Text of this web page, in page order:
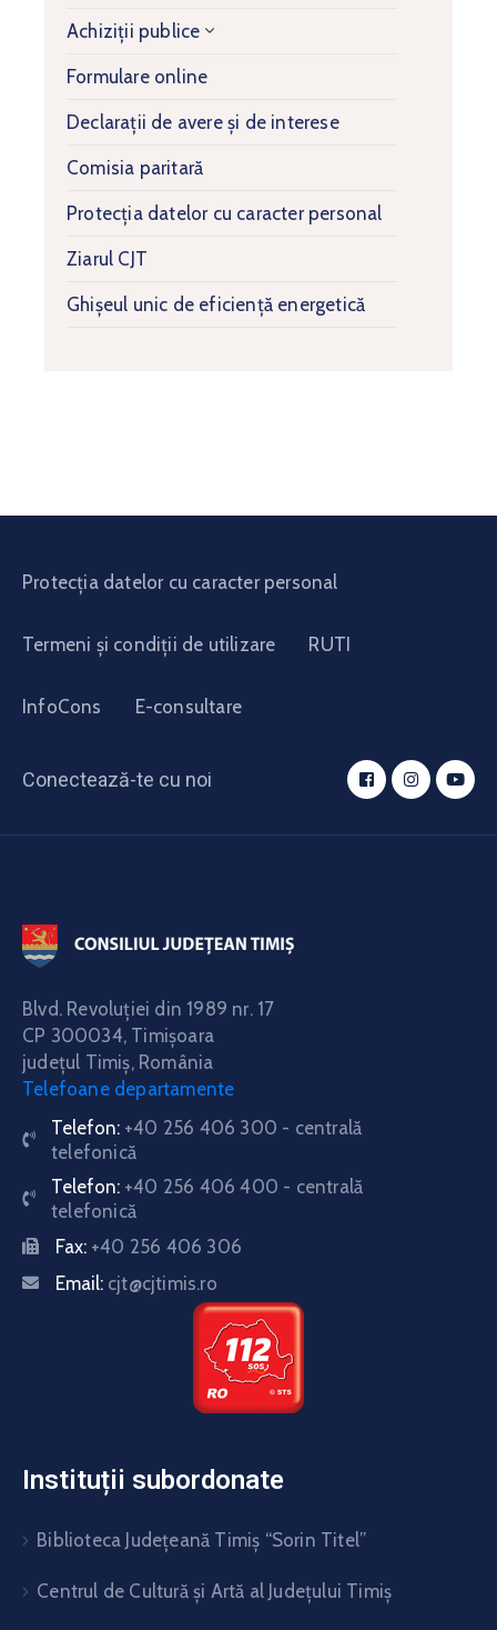
Achiziții publice
Formulare online
Declarații de avere și de interese
Comisia paritară
Protecția datelor cu caracter personal
Ziarul CJT
Ghișeul unic de eficiență energetică
Protecția datelor cu caracter personal
Termeni și condiții de utilizare RUTI
InfoCons E-consultare
Conectează-te cu noi
Blvd. Revoluţiei din 1989 nr. 17
CP 300034, Timişoara
judeţul Timiş, România
Telefoane departamente
Telefon: +40 256 406 300 - centrală
telefonică
Telefon: +40 256 406 400 - centrală
telefonică
Fax: +40 256 406 306
Email: cjt@cjtimis.ro
Instituții subordonate
Biblioteca Judeţeană Timiş “Sorin Titel”
Centrul de Cultură şi Artă al Judeţului Timiş